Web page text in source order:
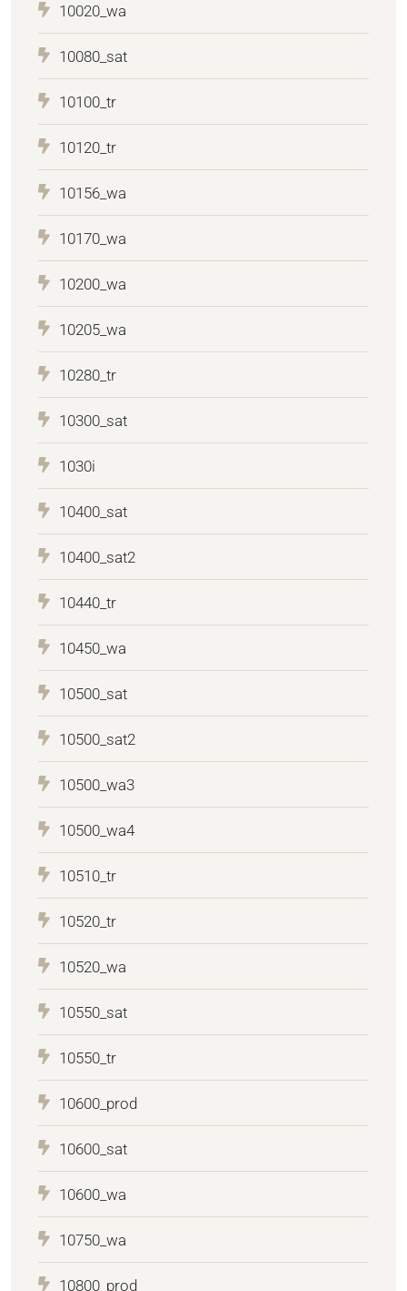
10020_wa
10080_sat
10100_tr
10120_tr
10156_wa
10170_wa
10200_wa
10205_wa
10280_tr
10300_sat
1030i
10400_sat
10400_sat2
10440_tr
10450_wa
10500_sat
10500_sat2
10500_wa3
10500_wa4
10510_tr
10520_tr
10520_wa
10550_sat
10550_tr
10600_prod
10600_sat
10600_wa
10750_wa
10800_prod